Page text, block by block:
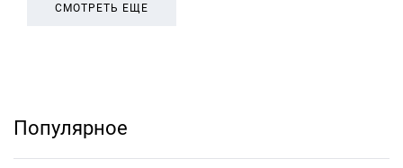
СМОТРЕТЬ ЕЩЕ
Популярное